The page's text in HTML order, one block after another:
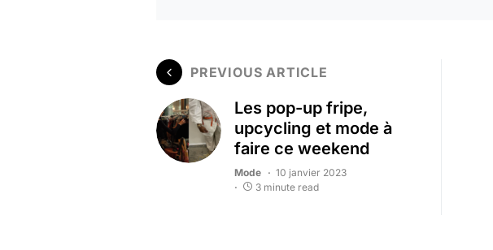
PREVIOUS ARTICLE
Les pop-up fripe,
upcycling et mode à
faire ce weekend
Mode
10 janvier 2023
3 minute read